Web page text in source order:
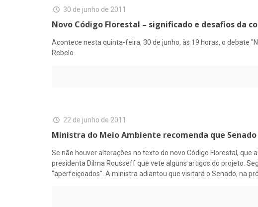
30 de junho de 2011
Novo Código Florestal – significado e desafios da
Acontece nesta quinta-feira, 30 de junho, às 19 horas, o debate
Rebelo.
22 de junho de 2011
Ministra do Meio Ambiente recomenda que
Se não houver alterações no texto do novo Código Florestal,
presidenta Dilma Rousseff que vete alguns artigos do projeto.
"aperfeiçoados". A ministra adiantou que visitará o Senado, na